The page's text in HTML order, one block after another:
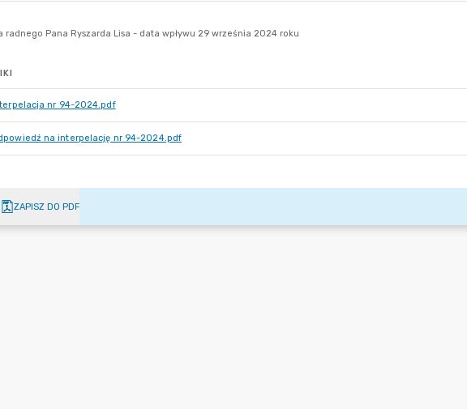
nr 94-2024.pdf
na interpelację nr 94-2024.pdf
ZAPISZ DO PDF